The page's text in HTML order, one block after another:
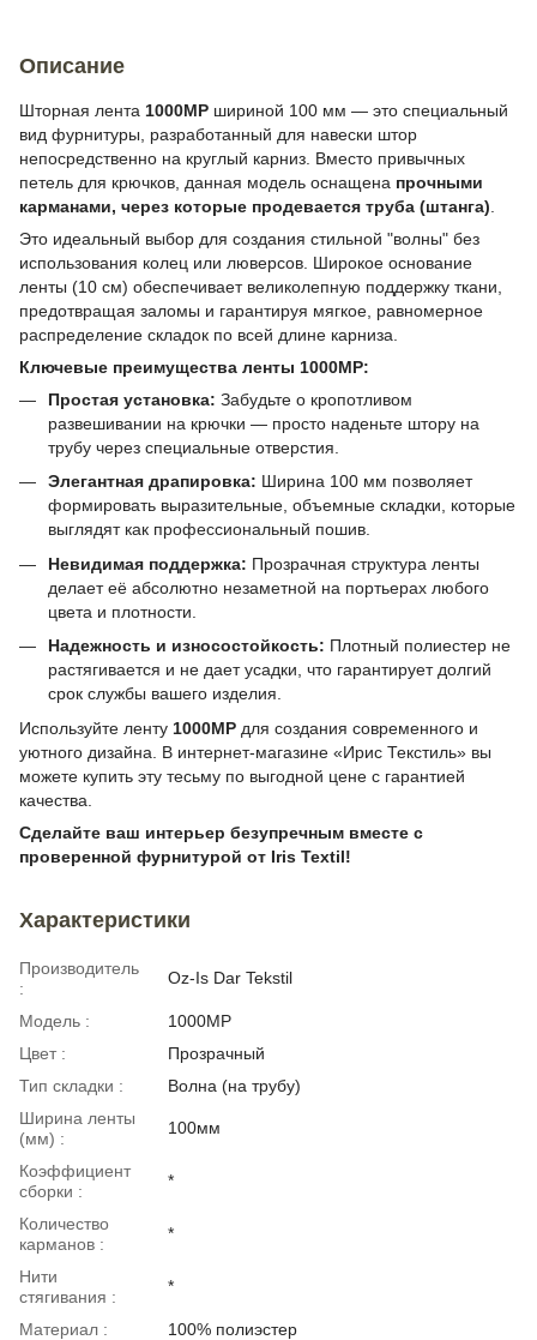
Описание
Шторная лента 1000MP шириной 100 мм — это специальный
вид фурнитуры, разработанный для навески штор
непосредственно на круглый карниз. Вместо привычных
петель для крючков, данная модель оснащена прочными
карманами, через которые продевается труба (штанга)
Это идеальный выбор для создания стильной "волны" без
использования колец или люверсов. Широкое основание
ленты (10 см) обеспечивает великолепную поддержку ткани,
предотвращая заломы и гарантируя мягкое, равномерное
распределение складок по всей длине карниза.
Ключевые преимущества ленты 1000MP:
Простая установка: Забудьте о кропотливом
развешивании на крючки — просто наденьте штору на
трубу через специальные отверстия.
Элегантная драпировка: Ширина 100 мм позволяет
формировать выразительные, объемные складки, которые
выглядят как профессиональный пошив.
Невидимая поддержка: Прозрачная структура ленты
делает её абсолютно незаметной на портьерах любого
цвета и плотности.
Надежность и износостойкость: Плотный полиестер не
растягивается и не дает усадки, что гарантирует долгий
срок службы вашего изделия.
Используйте ленту 1000MP для создания современного и
уютного дизайна. В интернет-магазине «Ирис Текстиль» вы
можете купить эту тесьму по выгодной цене с гарантией
качества.
Сделайте ваш интерьер безупречным вместе с
проверенной фурнитурой от Iris Textil!
Характеристики
Производитель
:
Oz-Is Dar Tekstil
Модель :
1000МР
Цвет :
Прозрачный
Тип складки :
Волна (на трубу)
Ширина ленты
(мм) :
100мм
Коэффициент
сборки :
*
Количество
карманов :
*
Нити
стягивания :
*
Материал :
100% полиэстер